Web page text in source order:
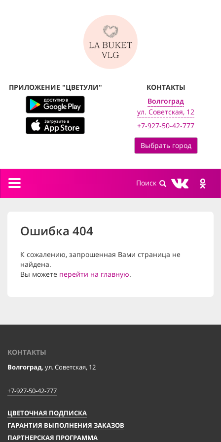
ПРИЛОЖЕНИЕ "ЦВЕТУЛИ"
КОНТАКТЫ
Волгоград
ул. Советская, 12
+7-927-50-42-777
Выбрать город
Toggle
Ошибка 404
К сожалению, запрошенная Вами страница не
найдена.
Вы можете перейти на главную.
КОНТАКТЫ
Волгоград, ул. Советская, 12
+7-927-50-42-777
ЦВЕТОЧНАЯ ПОДПИСКА
ГАРАНТИЯ ВЫПОЛНЕНИЯ ЗАКАЗОВ
ПАРТНЕРСКАЯ ПРОГРАММА